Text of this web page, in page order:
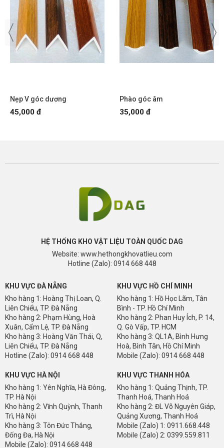
Nẹp V góc dương
45,000 đ
Phào góc âm
35,000 đ
HỆ THỐNG KHO VẬT LIỆU TOÀN QUỐC DAG
Website: www.hethongkhovatlieu.com
Hotline (Zalo): 0914 668 448
KHU VỰC ĐÀ NẴNG
Kho hàng 1: Hoàng Thị Loan, Q.
Liên Chiểu, TP. Đà Nẵng
Kho hàng 2: Phạm Hùng, Hoà
Xuân, Cẩm Lệ, TP. Đà Nẵng
Kho hàng 3: Hoàng Văn Thái, Q,
Liên Chiểu, TP. Đà Nẵng
Hotline (Zalo): 0914 668 448
KHU VỰC HỒ CHÍ MINH
Kho hàng 1: Hồ Học Lãm, Tân
Bình - TP. Hồ Chí Minh
Kho hàng 2: Phan Huy Ích, P. 14,
Q. Gò Vấp, TP. HCM
Kho hàng 3: QL1A, Bình Hưng
Hoà, Bình Tân, Hồ Chí Minh
Mobile (Zalo): 0914 668 448
KHU VỰC HÀ NỘI
Kho hàng 1: Yên Nghĩa, Hà Đông,
TP. Hà Nội
Kho hàng 2: Vĩnh Quỳnh, Thanh
Trì, Hà Nội
Kho hàng 3: Tôn Đức Thắng,
Đống Đa, Hà Nội
Mobile (Zalo): 0914 668 448
KHU VỰC THANH HÓA
Kho hàng 1: Quảng Thịnh, TP.
Thanh Hoá, Thanh Hoá
Kho hàng 2: ĐL Võ Nguyên Giáp,
Quảng Xương, Thanh Hoá
Mobile (Zalo) 1: 0911.668.448
Mobile (Zalo) 2: 0399.559.811